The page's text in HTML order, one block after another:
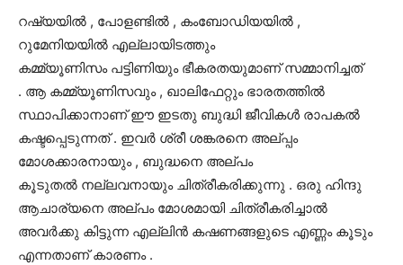
റഷ്യയിൽ , പോളണ്ടിൽ , കംബോഡിയയിൽ ,
റുമേനിയയിൽ എല്ലായിടത്തും
കമ്മ്യൂണിസം പട്ടിണിയും ഭീകരതയുമാണ് സമ്മാനിച്ചത്
. ആ കമ്മ്യൂണിസവും , ഖാലിഫേറ്റും ഭാരതത്തിൽ
സ്ഥാപിക്കാനാണ് ഈ ഇടതു ബുദ്ധി ജീവികൾ രാപകൽ
കഷ്ടപ്പെടുന്നത് . ഇവർ ശ്രീ ശങ്കരനെ അല്പ്പം
മോശക്കാരനായും , ബുദ്ധനെ അല്പം
കൂടുതൽ നല്ലവനായും ചിത്രീകരിക്കുന്നു . ഒരു ഹിന്ദു
ആചാര്യനെ അല്പം മോശമായി ചിത്രീകരിച്ചാൽ
അവർക്കു കിട്ടുന്ന എല്ലിൻ കഷണങ്ങളുടെ എണ്ണം കൂടും
എന്നതാണ് കാരണം .